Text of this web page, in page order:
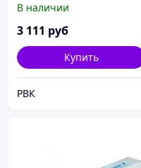
Кристалл 230 мм (Брянск)
В наличии
3 111 руб
Купить
РВК